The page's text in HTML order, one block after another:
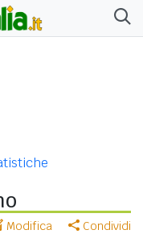
Modifica Condividi